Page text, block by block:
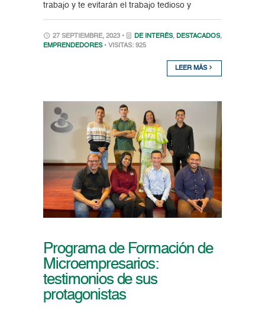
trabajo y te evitarán el trabajo tedioso y
27 SEPTIEMBRE, 2023 • DE INTERÉS, DESTACADOS,
EMPRENDEDORES • VISITAS: 925
LEER MÁS
Programa de Formación de
Microempresarios:
testimonios de sus
protagonistas